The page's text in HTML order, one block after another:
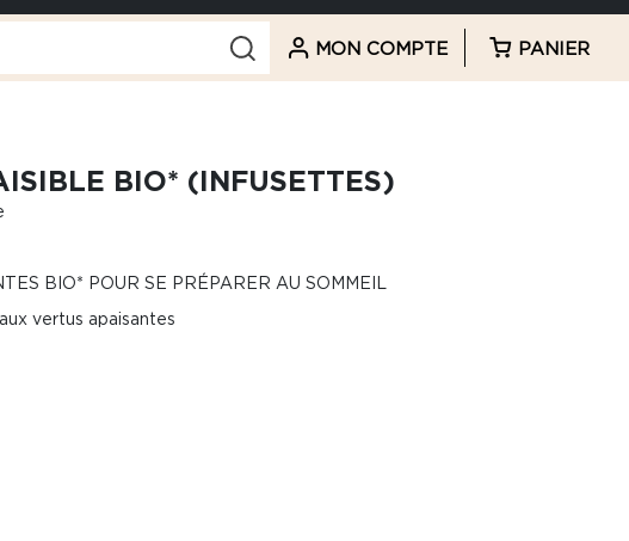
MON COMPTE PANIER
BIO* (INFUSETTES)
BIO* POUR SE PRÉPARER AU SOMMEIL
vertus apaisantes